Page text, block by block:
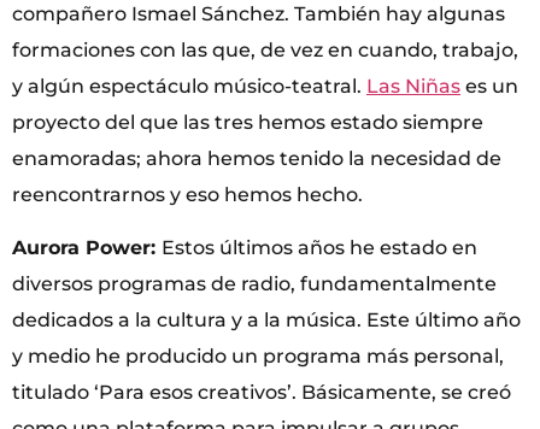
compañero Ismael Sánchez. También hay algunas
formaciones con las que, de vez en cuando, trabajo,
y algún espectáculo músico-teatral. Las Niñas es un
proyecto del que las tres hemos estado siempre
enamoradas; ahora hemos tenido la necesidad de
reencontrarnos y eso hemos hecho.
Aurora Power: Estos últimos años he estado en
diversos programas de radio, fundamentalmente
dedicados a la cultura y a la música. Este último año
y medio he producido un programa más personal,
titulado ‘Para esos creativos’. Básicamente, se creó